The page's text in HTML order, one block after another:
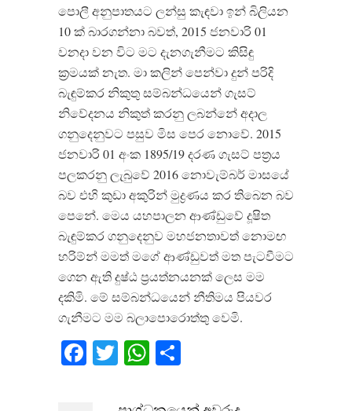
පොලී අනුපාතයට ලන්සු කැඳවා ඉන් බිලියන
10 ක් බාරගන්නා බවත්, 2015 ජනවාරි 01
වනදා වන විට මට දැනගැනීමට කිසිඳු
ක්‍රමයක් නැත. මා කලින් පෙන්වා දුන් පරිදි
බැඳුම්කර නිකුතු සම්බන්ධයෙන් ගැසට්
නිවේදනය නිකුත් කරනු ලබන්නේ අදාල
ගනුදෙනුවට පසුව මිස පෙර නොවේ. 2015
ජනවාරි 01 අංක 1895/19 දරණ ගැසට් පත්‍රය
පලකරනු ලැබුවේ 2016 නොවැම්බර් මාසයේ
බව එහි කුඩා අකුරින් මුද්‍රණය කර තිබෙන බව
පෙනේ. මෙය යහපාලන ආණ්ඩුවේ දූෂිත
බැඳුම්කර ගනුදෙනුව මහජනතාවත් නොමඟ
හරිම්න් මමත් මගේ ආණ්ඩුවත් මත පැටවීමට
ගෙන ඇති දුෂ්ඨ ප්‍රයත්නයනක් ලෙස මම
දකිමි. මේ සම්බන්ධයෙන් නීතිමය පියවර
ගැනීමට මම බලාපොරොත්තු වෙමි.
Facebook
TwitterWhatsApp